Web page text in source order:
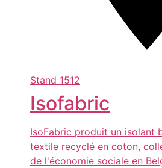
Stand 1512
Isofabric
IsoFabric produit un isolant
textile recyclé en coton,
de l'économie sociale en